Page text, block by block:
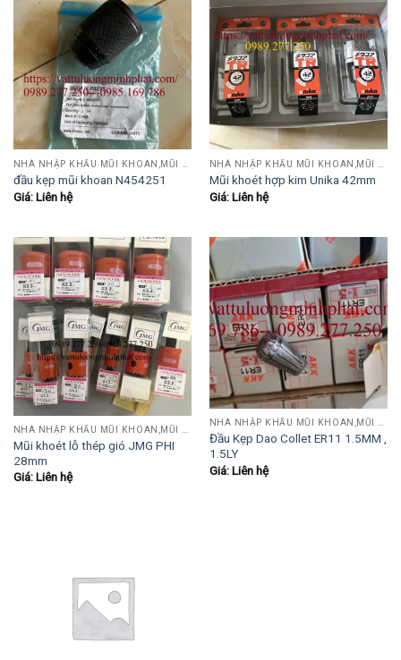
đầu kẹp mũi khoan N454251
Giá: Liên hệ
Mũi khoét hợp kim Unika 42mm
Giá: Liên hệ
NHÀ NHẬP KHẨU MŨI KHOAN,MŨI TARO,MŨI TIỆN,MŨI PHAY....
Mũi khoét lỗ thép gió JMG PHI
28mm
Giá: Liên hệ
NHÀ NHẬP KHẨU MŨI KHOAN,MŨI TARO,MŨI TIỆN,MŨI PHAY....
Đầu Kẹp Dao Collet ER11 1.5MM ,
1.5LY
Giá: Liên hệ